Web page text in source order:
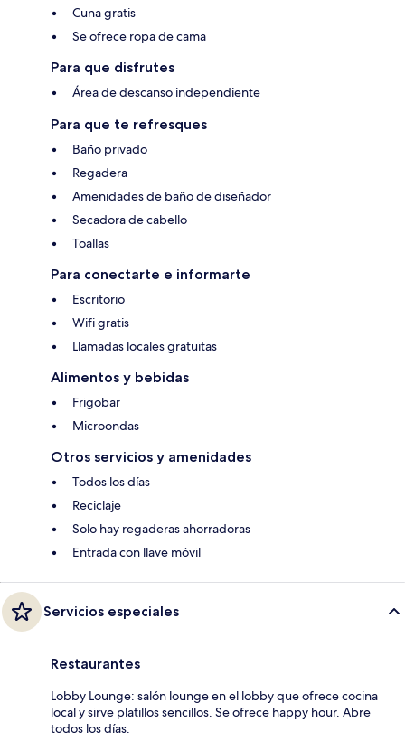
Cuna gratis
Se ofrece ropa de cama
Para que disfrutes
Área de descanso independiente
Para que te refresques
Baño privado
Regadera
Amenidades de baño de diseñador
Secadora de cabello
Toallas
Para conectarte e informarte
Escritorio
Wifi gratis
Llamadas locales gratuitas
Alimentos y bebidas
Frigobar
Microondas
Otros servicios y amenidades
Todos los días
Reciclaje
Solo hay regaderas ahorradoras
Entrada con llave móvil
Servicios especiales
Restaurantes
Lobby Lounge: salón lounge en el lobby que ofrece cocina
local y sirve platillos sencillos. Se ofrece happy hour. Abre
todos los días.